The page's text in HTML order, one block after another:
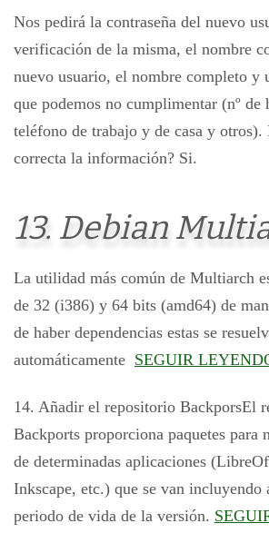
Nos pedirá la contraseña del nuevo
verificación de la misma, el nombre
nuevo usuario, el nombre completo y
que podemos no cumplimentar (nº de
teléfono de trabajo y de casa y otros).
correcta la información? Si.
13. Debian
La utilidad más común de Multiarch
de 32 (i386) y 64 bits (amd64) de
de haber dependencias estas se
automáticamente SEGUIR
14. Añadir el repositorio BackporsEl
Backports proporciona paquetes para
de determinadas aplicaciones
Inkscape, etc.) que se van incluyendo
periodo de vida de la versión.